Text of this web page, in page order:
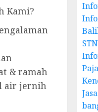
Kami?
& ramah
air jernih